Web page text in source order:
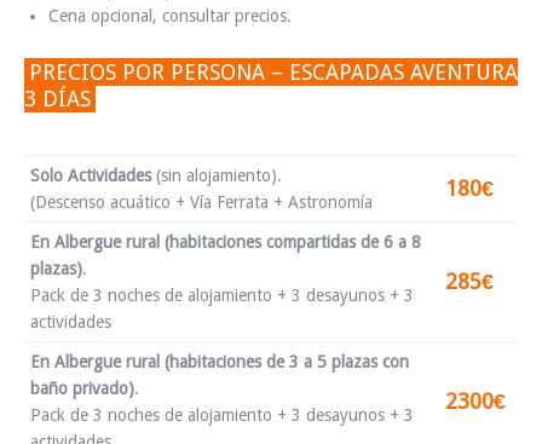
Cena opcional, consultar precios.
PRECIOS POR PERSONA – ESCAPADAS AVENTURA
3 DÍAS
Solo Actividades(sin alojamiento).
(Descenso acuático + Vía Ferrata + Astronomía
180€
En Albergue rural (habitaciones compartidas de 6 a 8
plazas).
Pack de 3 noches de alojamiento + 3 desayunos + 3
actividades
285€
En Albergue rural (habitaciones de 3 a 5 plazas con
baño privado).
Pack de 3 noches de alojamiento + 3 desayunos + 3
2300€